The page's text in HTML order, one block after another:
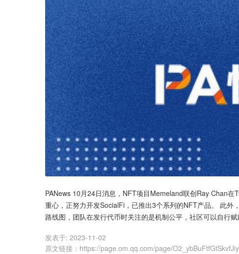
PANews 10月24日消息，NFT项目Memeland联创Ray Chan
重心，正努力开发SocialFi，已推出3个系列的NFT产品。 此
路线图，团队在发行代币时关注的是机制公平，社区可以自行
发表于: 2023-11-02
原文链接 ： https://page.om.qq.com/page/